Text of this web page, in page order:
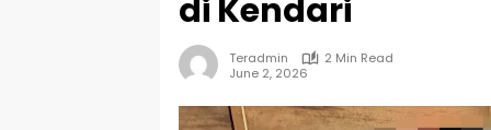
di Kendari
Teradmin
2 Min Read
June 2, 2026